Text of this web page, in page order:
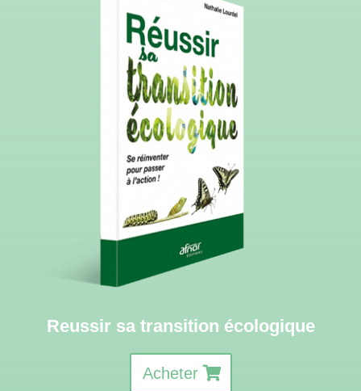
Reussir sa transition écologique
Acheter